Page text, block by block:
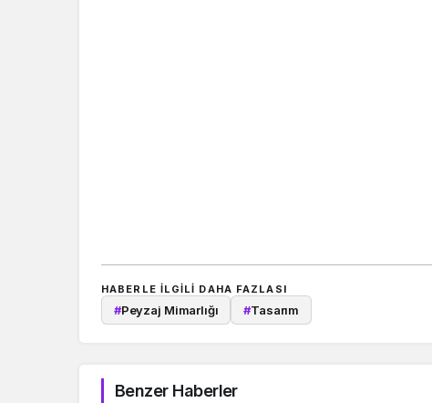
HABERLE ILGILI DAHA FAZLASI
#Peyzaj Mimarlığı #Tasarım
Benzer Haberler